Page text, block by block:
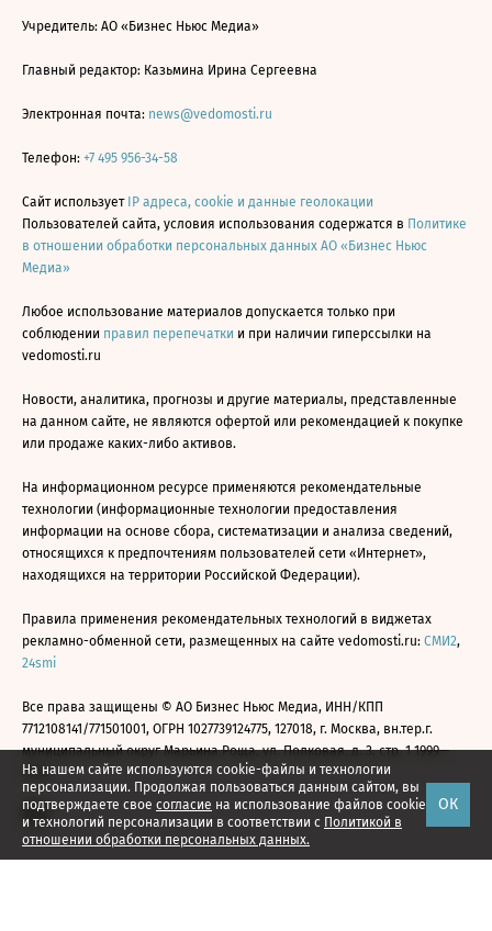
На нашем сайте используются cookie-файлы и технологии
персонализации. Продолжая пользоваться данным сайтом, вы
подтверждаете свое согласие на использование файлов cookie
и технологий персонализации в соответствии с Политикой в
отношении обработки персональных данных.
ОК
Учредитель: АО «Бизнес Ньюс Медиа»
Главный редактор: Казьмина Ирина Сергеевна
Электронная почта: news@vedomosti.ru
Телефон: +7 495 956-34-58
Сайт использует IP адреса, cookie и данные геолокации
Пользователей сайта, условия использования содержатся в Политике
в отношении обработки персональных данных АО «Бизнес Ньюс
Медиа»
Любое использование материалов допускается только при
соблюдении правил перепечатки и при наличии гиперссылки на
vedomosti.ru
Новости, аналитика, прогнозы и другие материалы, представленные
на данном сайте, не являются офертой или рекомендацией к покупке
или продаже каких-либо активов.
На информационном ресурсе применяются рекомендательные
технологии (информационные технологии предоставления
информации на основе сбора, систематизации и анализа сведений,
относящихся к предпочтениям пользователей сети «Интернет»,
находящихся на территории Российской Федерации).
Правила применения рекомендательных технологий в виджетах
рекламно-обменной сети, размещенных на сайте vedomosti.ru: СМИ2,
24smi
Все права защищены © АО Бизнес Ньюс Медиа, ИНН/КПП
7712108141/771501001, ОГРН 1027739124775, 127018, г. Москва, вн.тер.г.
муниципальный округ Марьина Роща, ул. Полковая, д. 3, стр. 1 1999—
2026